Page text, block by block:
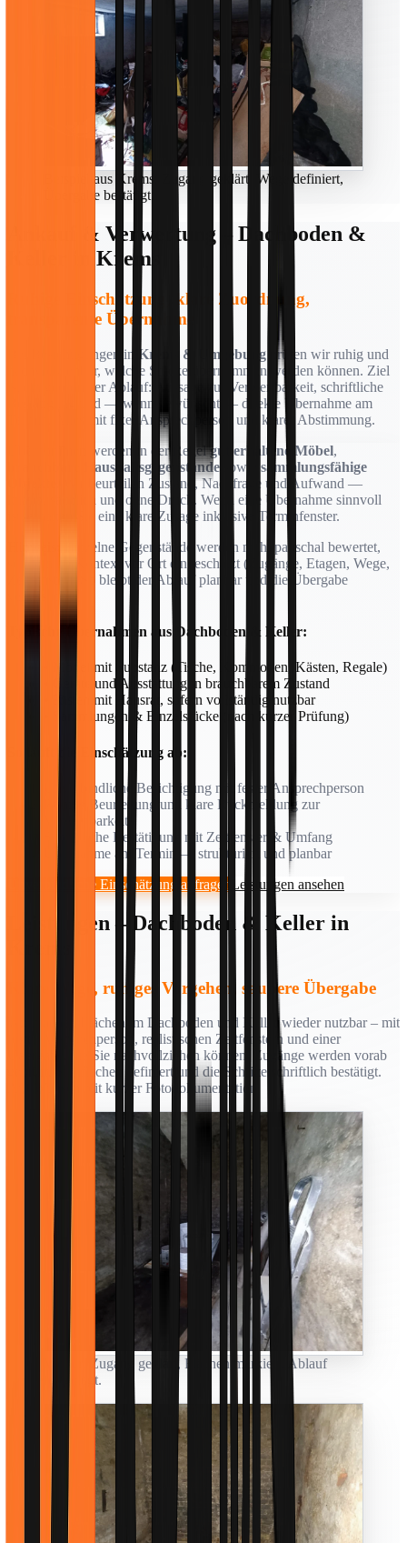
Beispiel aus Krems: Zugang geklärt, Wege definiert,
Übergabe bestätigt.
Ankauf & Verwertung – Dachboden &
Keller in Krems
Ruhige Einschätzung, klare Zuordnung,
transparente Übernahme
Bei Besichtigungen in Krems & Umgebung prüfen wir ruhig und
nachvollziehbar, welche Stücke übernommen werden können. Ziel
ist ein geordneter Ablauf: Aussage zur Verwertbarkeit, schriftliche
Bestätigung und — wenn gewünscht — direkte Übernahme am
Termin. Alles mit fixer Ansprechperson und klarer Abstimmung.
Übernommen werden in der Regel gut erhaltene Möbel,
brauchbare Haushaltsgegenstände sowie
sammlungsfähige
. Wir beurteilen Zustand, Nachfrage und Aufwand —
knapp, sachlich und ohne Druck. Wenn eine Übernahme sinnvoll
ist, erhalten Sie eine klare Zusage inklusive Terminfenster.
Einzelne Gegenstände werden nicht pauschal bewertet,
sondern im Kontext vor Ort eingeschätzt (Zugänge, Etagen, Wege,
Zeitfenster). So bleibt der Ablauf planbar und die Übergabe
verlässlich.
Typische Übernahmen aus Dachboden & Keller:
• Möbel mit Substanz (Tische, Kommoden, Kästen, Regale)
• Geräte und Ausstattung in brauchbarem Zustand
• Kisten mit Hausrat, sofern vollständig nutzbar
• Sammlungen & Einzelstücke (nach kurzer Prüfung)
So läuft die Einschätzung ab:
Unverbindliche Besichtigung mit fester Ansprechperson
Ruhige Beurteilung und klare Rückmeldung zur
Verwertbarkeit
Schriftliche Bestätigung mit Zeitfenster & Umfang
Übernahme am Termin — strukturiert und planbar
Unverbindliche Einschätzung anfragen
Leistungen ansehen
Leistungen – Dachboden & Keller in
Krems
Klare Wege, ruhiges Vorgehen, saubere Übergabe
Wir machen Flächen im Dachboden und Keller wieder nutzbar – mit
fester Ansprechperson, realistischen Zeitfenstern und einer
Übergabe, die Sie nachvollziehen können. Zugänge werden vorab
geprüft, Stellflächen definiert und die Schritte schriftlich bestätigt.
Auf Wunsch mit kurzer Fotodokumentation.
Vorher: Zugang geklärt, Flächen markiert, Ablauf
festgelegt.